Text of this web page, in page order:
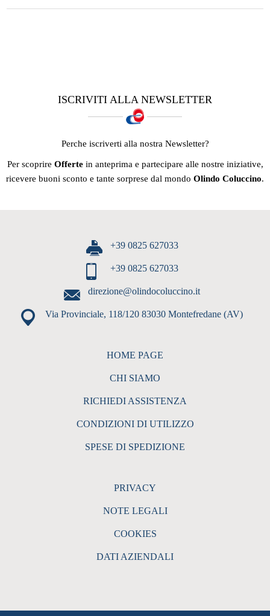
ISCRIVITI ALLA NEWSLETTER
Perche iscriverti alla nostra Newsletter?
Per scoprire Offertein anteprima e partecipare alle nostre iniziative,
ricevere buoni sconto e tante sorprese dal mondo Olindo Coluccino.
+39 0825 627033
+39 0825 627033
direzione@olindocoluccino.it
Via Provinciale, 118/120 83030 Montefredane (AV)
HOME PAGE
CHI SIAMO
RICHIEDI ASSISTENZA
CONDIZIONI DI UTILIZZO
SPESE DI SPEDIZIONE
PRIVACY
NOTE LEGALI
COOKIES
DATI AZIENDALI